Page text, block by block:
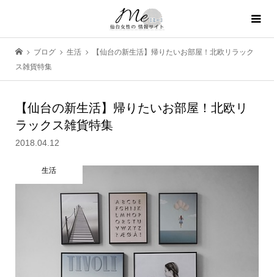
ブログ 生活
【仙台の新生活】帰りたいお部屋！北欧リラック
ス雑貨特集
【仙台の新生活】帰りたいお部屋！北欧リ
ラックス雑貨特集
2018.04.12
生活